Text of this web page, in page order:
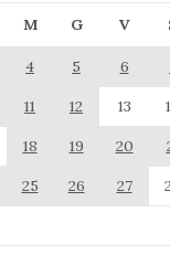
M G V
4 5 6
11 12 13
18 19 20
25 26 27